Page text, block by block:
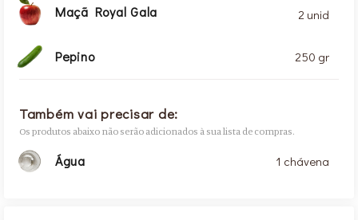
Maçã Royal Gala 2 unid
Pepino 250 gr
Também vai precisar de:
Os produtos abaixo não serão adicionados à sua lista de compras.
Água 1 chávena